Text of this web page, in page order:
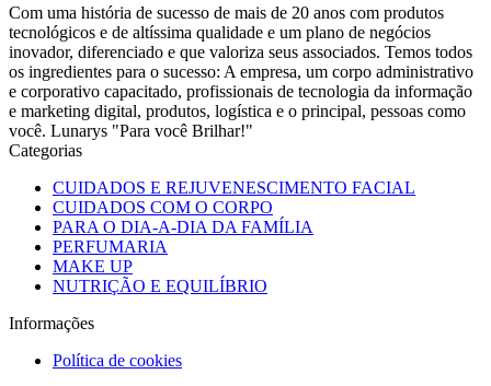
Com uma história de sucesso de mais de 20 anos com produtos
tecnológicos e de altíssima qualidade e um plano de negócios
inovador, diferenciado e que valoriza seus associados. Temos todos
os ingredientes para o sucesso: A empresa, um corpo administrativo
e corporativo capacitado, profissionais de tecnologia da informação
e marketing digital, produtos, logística e o principal, pessoas como
você. Lunarys "Para você Brilhar!"
Categorias
CUIDADOS E REJUVENESCIMENTO FACIAL
CUIDADOS COM O CORPO
PARA O DIA-A-DIA DA FAMÍLIA
PERFUMARIA
MAKE UP
NUTRIÇÃO E EQUILÍBRIO
Informações
Política de cookies